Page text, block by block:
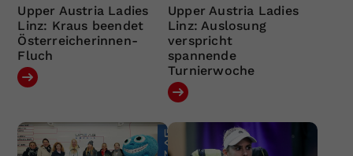
Upper Austria Ladies
Linz: Kraus beendet
Österreicherinnen-
Fluch
Upper Austria Ladies
Linz: Auslosung
verspricht
spannende
Turnierwoche